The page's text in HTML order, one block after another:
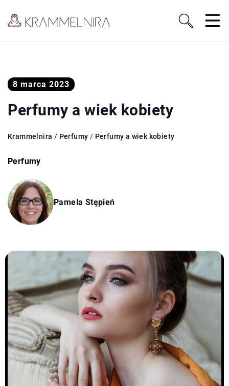
8 marca 2023
Perfumy a wiek kobiety
Krammelnira / Perfumy / Perfumy a wiek kobiety
Perfumy
Pamela Stępień